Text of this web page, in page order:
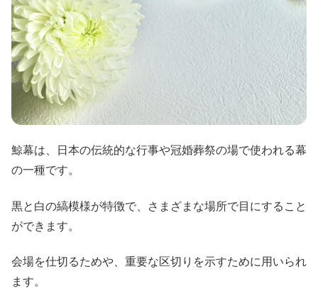
鯨幕は、日本の伝統的な行事や冠婚葬祭の場で使われる幕
の一種です。
黒と白の縞模様が特徴で、さまざまな場所で目にすること
ができます。
会場を仕切るためや、重要な区切りを示すために用いられ
ます。